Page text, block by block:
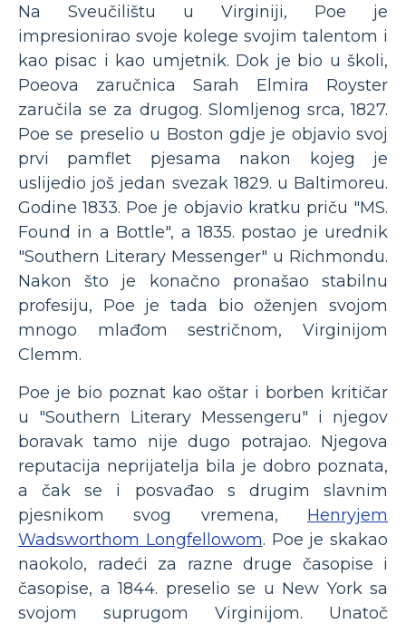
Na Sveučilištu u Virginiji, Poe je
impresionirao svoje kolege svojim talentom i
kao pisac i kao umjetnik. Dok je bio u školi,
Poeova zaručnica Sarah Elmira Royster
zaručila se za drugog. Slomljenog srca, 1827.
Poe se preselio u Boston gdje je objavio svoj
prvi pamflet pjesama nakon kojeg je
uslijedio još jedan svezak 1829. u Baltimoreu.
Godine 1833. Poe je objavio kratku priču "MS.
Found in a Bottle", a 1835. postao je urednik
"Southern Literary Messenger" u Richmondu.
Nakon što je konačno pronašao stabilnu
profesiju, Poe je tada bio oženjen svojom
mnogo mlađom sestričnom, Virginijom
Clemm.
Poe je bio poznat kao oštar i borben kritičar
u "Southern Literary Messengeru" i njegov
boravak tamo nije dugo potrajao. Njegova
reputacija neprijatelja bila je dobro poznata,
a čak se i posvađao s drugim slavnim
pjesnikom svog vremena, Henryjem
Wadsworthom Longfellowom. Poe je skakao
naokolo, radeći za razne druge časopise i
časopise, a 1844. preselio se u New York sa
svojom suprugom Virginijom. Unatoč